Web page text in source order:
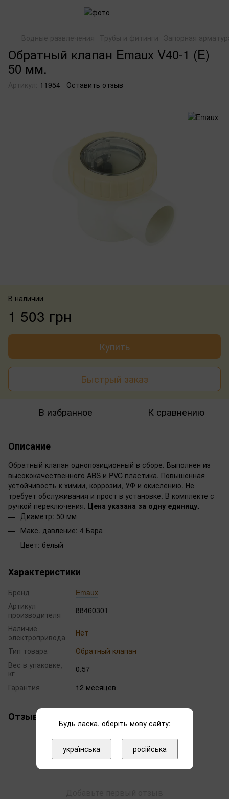
Водные развлечения Трубы и фитинги Запорная
Обратный клапан Emaux V40-1 (E)
50 мм.
Артикул: 11954 Оставить отзыв
В наличии
1 503 грн
Купить
Быстрый заказ
В избранное К сравнению
Описание
Обратный клапан однопозиционный в сборе. Выполнен из
высококачественного ABS и PVC пластика. Повышенная
устойчивость к химии, коррозии, УФ и окислению. Не
требует обслуживания и прост в установке. В комплекте с
ручкой переключения. Цена указана за одну единицу.
Диаметр: 50 мм
Макс. давление: 4 Бара
Цвет: белый
Характеристики
Бренд
Emaux
Артикул
производителя
88460301
Наличие
электропривода
Нет
Тип товара
Обратный клапан
Вес в упаковке,
кг
0.57
Гарантия
12 месяцев
Отзывы
Будь ласка, оберіть мову сайту:
українська російська